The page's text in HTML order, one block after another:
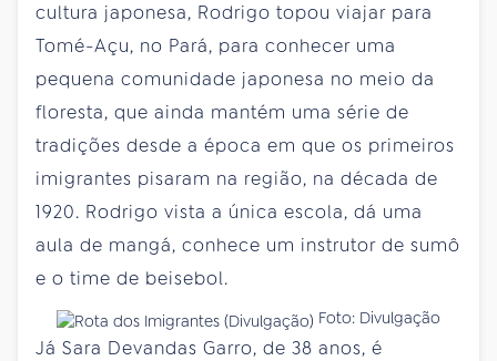
cultura japonesa, Rodrigo topou viajar para
Tomé-Açu, no Pará, para conhecer uma
pequena comunidade japonesa no meio da
floresta, que ainda mantém uma série de
tradições desde a época em que os primeiros
imigrantes pisaram na região, na década de
1920. Rodrigo vista a única escola, dá uma
aula de mangá, conhece um instrutor de sumô
e o time de beisebol.
Foto: Divulgação
Já Sara Devandas Garro, de 38 anos, é